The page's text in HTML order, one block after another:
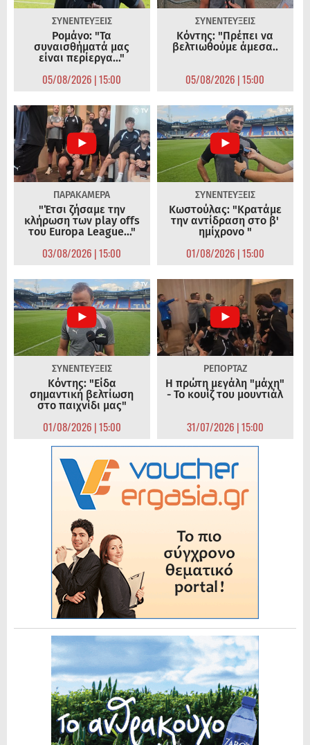
ΣΥΝΕΝΤΕΥΞΕΙΣ
Ρομάνο: "Τα
συναισθήματά μας
είναι περίεργα..."
05/08/2026 | 15:00
ΣΥΝΕΝΤΕΥΞΕΙΣ
Κόντης: "Πρέπει να
βελτιωθούμε άμεσα..
05/08/2026 | 15:00
ΠΑΡΑΚΑΜΕΡΑ
"Έτσι ζήσαμε την
κλήρωση των play offs
του Europa League..."
03/08/2026 | 15:00
ΣΥΝΕΝΤΕΥΞΕΙΣ
Κωστούλας: "Κρατάμε
την αντίδραση στο β'
ημίχρονο "
01/08/2026 | 15:00
ΣΥΝΕΝΤΕΥΞΕΙΣ
Κόντης: "Είδα
σημαντική βελτίωση
στο παιχνίδι μας"
01/08/2026 | 15:00
ΡΕΠΟΡΤΑΖ
Η πρώτη μεγάλη "μάχη"
- Το κουίζ του μουντιάλ
31/07/2026 | 15:00